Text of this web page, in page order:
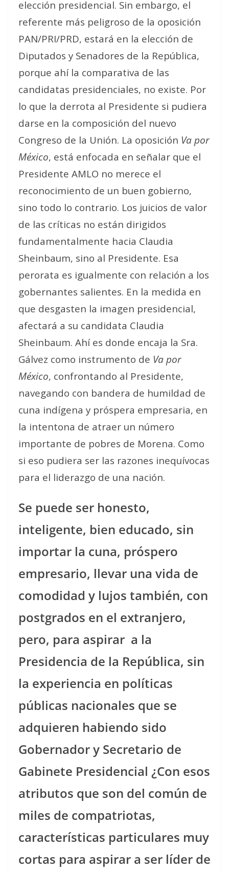
elección presidencial. Sin embargo, el
referente más peligroso de la oposición
PAN/PRI/PRD, estará en la elección de
Diputados y Senadores de la República,
porque ahí la comparativa de las
candidatas presidenciales, no existe. Por
lo que la derrota al Presidente si pudiera
darse en la composición del nuevo
Congreso de la Unión. La oposición Va por
México, está enfocada en señalar que el
Presidente AMLO no merece el
reconocimiento de un buen gobierno,
sino todo lo contrario. Los juicios de valor
de las críticas no están dirigidos
fundamentalmente hacia Claudia
Sheinbaum, sino al Presidente. Esa
perorata es igualmente con relación a los
gobernantes salientes. En la medida en
que desgasten la imagen presidencial,
afectará a su candidata Claudia
Sheinbaum. Ahí es donde encaja la Sra.
Gálvez como instrumento de Va por
México, confrontando al Presidente,
navegando con bandera de humildad de
cuna indígena y próspera empresaria, en
la intentona de atraer un número
importante de pobres de Morena. Como
si eso pudiera ser las razones inequívocas
para el liderazgo de una nación.
Se puede ser honesto,
inteligente, bien educado, sin
importar la cuna, próspero
empresario, llevar una vida de
comodidad y lujos también, con
postgrados en el extranjero,
pero, para aspirar a la
Presidencia de la República, sin
la experiencia en políticas
públicas nacionales que se
adquieren habiendo sido
Gobernador y Secretario de
Gabinete Presidencial ¿Con esos
atributos que son del común de
miles de compatriotas,
características particulares muy
cortas para aspirar a ser líder de